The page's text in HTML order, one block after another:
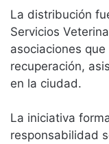
La distribución
Servicios
asociaciones
recuperación,
en la ciudad.
La iniciativa
responsabilidad